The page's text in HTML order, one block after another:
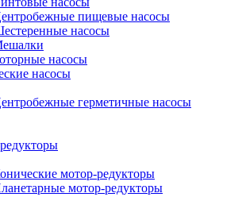
пищевые насосы
насосы
насосы
насосы
герметичные насосы
мотор-редукторы
мотор-редукторы